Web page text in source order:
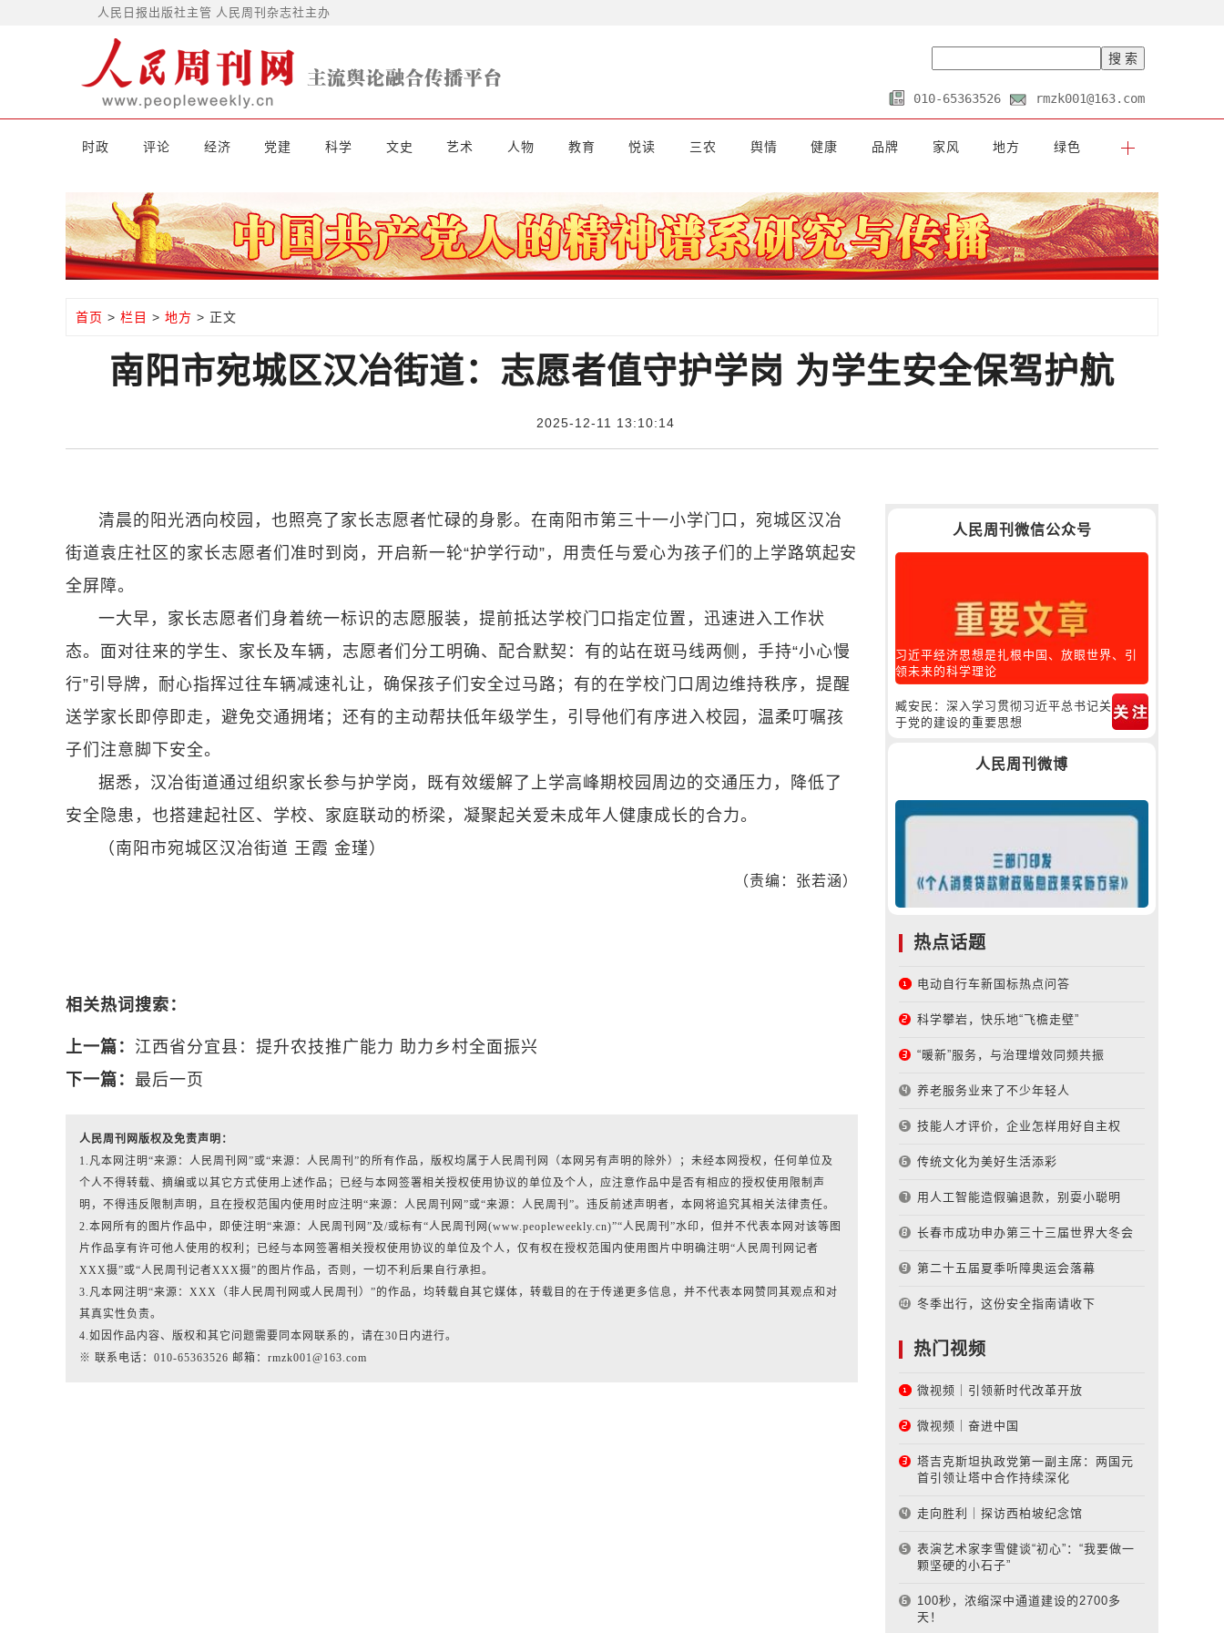
人民日报出版社主管 人民周刊杂志社主办
010-65363526 rmzk001@163.com
时政 评论 经济 党建 科学 文史 艺术 人物 教育 悦读 三农 舆情 健康 品牌 家风 地方 绿色
首页 > 栏目 > 地方 > 正文
南阳市宛城区汉冶街道：志愿者值守护学岗 为学生安全保驾护航
2025-12-11 13:10:14
清晨的阳光洒向校园，也照亮了家长志愿者忙碌的身影。在南阳市第三十一小学门口，宛城区汉冶
街道袁庄社区的家长志愿者们准时到岗，开启新一轮“护学行动”，用责任与爱心为孩子们的上学路筑起安
全屏障。
一大早，家长志愿者们身着统一标识的志愿服装，提前抵达学校门口指定位置，迅速进入工作状
态。面对往来的学生、家长及车辆，志愿者们分工明确、配合默契：有的站在斑马线两侧，手持“小心慢
行”引导牌，耐心指挥过往车辆减速礼让，确保孩子们安全过马路；有的在学校门口周边维持秩序，提醒
送学家长即停即走，避免交通拥堵；还有的主动帮扶低年级学生，引导他们有序进入校园，温柔叮嘱孩
子们注意脚下安全。
据悉，汉冶街道通过组织家长参与护学岗，既有效缓解了上学高峰期校园周边的交通压力，降低了
安全隐患，也搭建起社区、学校、家庭联动的桥梁，凝聚起关爱未成年人健康成长的合力。
（南阳市宛城区汉冶街道 王霞 金瑾）
（责编：张若涵）
相关热词搜索：
上一篇： 江西省分宜县：提升农技推广能力 助力乡村全面振兴
下一篇： 最后一页
人民周刊网版权及免责声明：
1.凡本网注明“来源：人民周刊网”或“来源：人民周刊”的所有作品，版权均属于人民周刊网（本网另有声明的除外）；未经本网授权，任何单位及
个人不得转载、摘编或以其它方式使用上述作品；已经与本网签署相关授权使用协议的单位及个人，应注意作品中是否有相应的授权使用限制声
明，不得违反限制声明，且在授权范围内使用时应注明“来源：人民周刊网”或“来源：人民周刊”。违反前述声明者，本网将追究其相关法律责任。
2.本网所有的图片作品中，即使注明“来源：人民周刊网”及/或标有“人民周刊网(www.peopleweekly.cn)”“人民周刊”水印，但并不代表本网对该等图
片作品享有许可他人使用的权利；已经与本网签署相关授权使用协议的单位及个人，仅有权在授权范围内使用图片中明确注明“人民周刊网记者
XXX摄”或“人民周刊记者XXX摄”的图片作品，否则，一切不利后果自行承担。
3.凡本网注明“来源：XXX（非人民周刊网或人民周刊）”的作品，均转载自其它媒体，转载目的在于传递更多信息，并不代表本网赞同其观点和对
其真实性负责。
4.如因作品内容、版权和其它问题需要同本网联系的，请在30日内进行。
※ 联系电话：010-65363526 邮箱：rmzk001@163.com
人民周刊微信公众号
习近平经济思想是扎根中国、放眼世界、引
领未来的科学理论
臧安民：深入学习贯彻习近平总书记关
于党的建设的重要思想
人民周刊微博
热点话题
电动自行车新国标热点问答
科学攀岩，快乐地“飞檐走壁”
“暖新”服务，与治理增效同频共振
养老服务业来了不少年轻人
技能人才评价，企业怎样用好自主权
传统文化为美好生活添彩
用人工智能造假骗退款，别耍小聪明
长春市成功申办第三十三届世界大冬会
第二十五届夏季听障奥运会落幕
冬季出行，这份安全指南请收下
热门视频
微视频｜引领新时代改革开放
微视频｜奋进中国
塔吉克斯坦执政党第一副主席：两国元
首引领让塔中合作持续深化
走向胜利｜探访西柏坡纪念馆
表演艺术家李雪健谈“初心”：“我要做一
颗坚硬的小石子”
100秒，浓缩深中通道建设的2700多
天！